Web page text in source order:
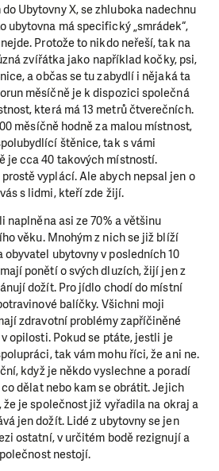
Ubytovny X, se zhluboka nadechnu
ubytovna má specifický „smrádek“,
Protože to nikdo neřeší, tak na
zvířátka jako například kočky, psi,
a občas se tu zabydlí i nějaká ta
měsíčně je k dispozici společná
která má 13 metrů čtverečních.
měsíčně hodně za malou místnost,
štěnice, tak s vámi
je cca 40 takových místností.
vyplácí. Ale abych nepsal jen o
s lidmi, kteří zde žijí.
naplněna asi ze 70% a většinu
věku. Mnohým z nich se již blíží
obyvatel ubytovny v posledních 10
ponětí o svých dluzích, žijí jen z
dožít. Pro jídlo chodí do místní
balíčky. Všichni moji
zdravotní problémy zapříčiněné
opilosti. Pokud se ptáte, jestli je
tak vám mohu říci, že ani ne.
když je někdo vyslechne a poradí
dělat nebo kam se obrátit. Jejich
je společnost již vyřadila na okraj a
jen dožít. Lidé z ubytovny se jen
ostatní, v určitém bodě rezignují a
nestojí.